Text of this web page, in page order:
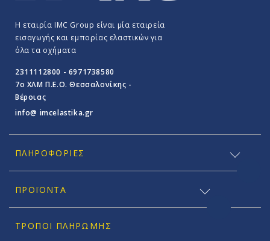
Η εταιρία IMC Group είναι μία εταιρεία
εισαγωγής και εμπορίας ελαστικών για
όλα τα οχήματα
2311112800 - 6971738580
7o ΧΛΜ Π.E.O. Θεσσαλονίκης -
Βέροιας
info@ imcelastika.gr
ΠΛΗΡΟΦΟΡΊΕΣ
ΠΡΟΪΟΝΤΑ
ΤΡΌΠΟΙ ΠΛΗΡΩΜΉΣ